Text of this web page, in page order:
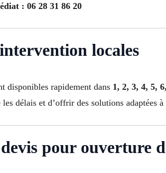
: 06 28 31 86 20
locales
disponibles rapidement dans 1, 2, 3, 4, 5,
délais et d’offrir des solutions adaptées
pour ouverture